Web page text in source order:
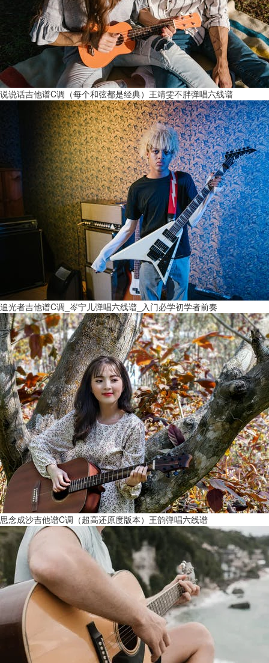
说说话吉他谱C调（每个和弦都是经典）王靖雯不胖弹唱六线谱
追光者吉他谱C调_岑宁儿弹唱六线谱_入门必学初学者前奏
思念成沙吉他谱C调（超高还原度版本）王韵弹唱六线谱